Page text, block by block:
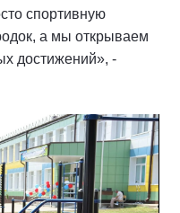
спортивную
а мы открываем
достижений», -